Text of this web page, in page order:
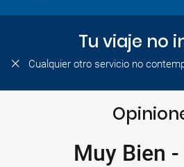
Tu viaje no
Cualquier otro servicio no
Muy Bien -